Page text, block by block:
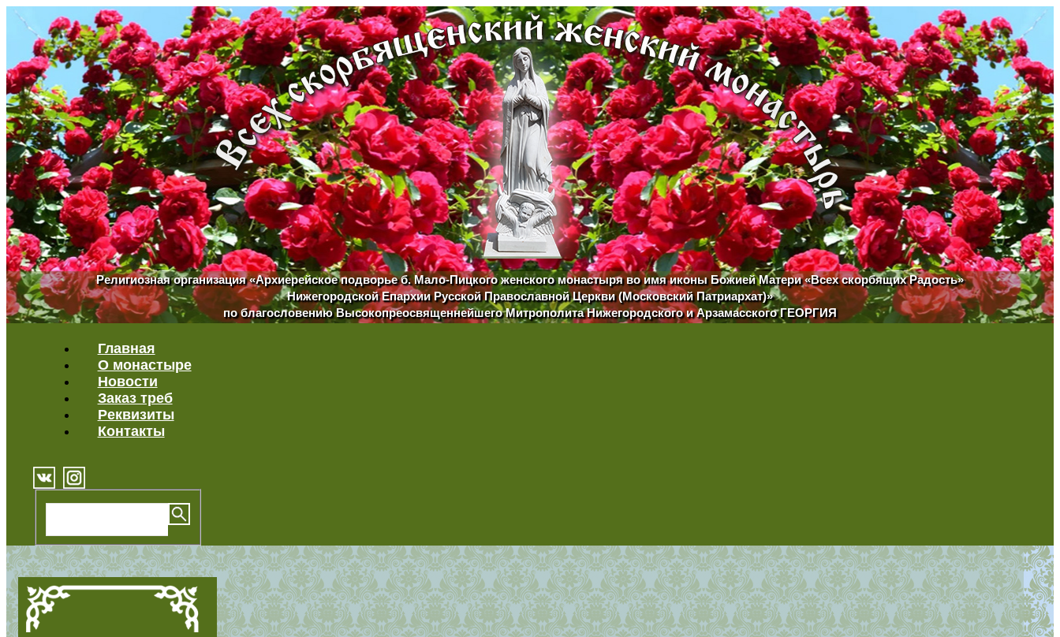
Религиозная организация «Архиерейское подворье б. Мало-Пицкого женского монастыря во имя иконы Божией Матери «Всех скорбящих Радость»
Нижегородской Епархии Русской Православной Церкви (Московский Патриархат)»
по благословению Высокопреосвященнейшего Митрополита Нижегородского и Арзамасского ГЕОРГИЯ
Главная
О монастыре
Новости
Заказ треб
Реквизиты
Контакты